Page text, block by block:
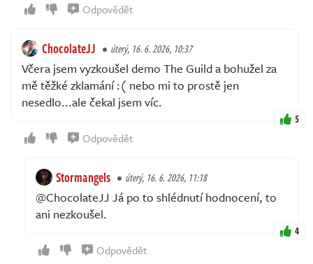
Odpovědět
ChocolateJJ úterý, 16. 6. 2026, 10:37
Včera jsem vyzkoušel demo The Guild a bohužel za
mě těžké zklamání :( nebo mi to prostě jen
nesedlo...ale čekal jsem víc.
5
Odpovědět
Stormangels úterý, 16. 6. 2026, 11:18
@ChocolateJJ Já po to shlédnutí hodnocení, to
ani nezkoušel.
4
Odpovědět